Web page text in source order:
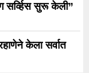
सर्व्हिस सुरू केली”
केला सर्वात